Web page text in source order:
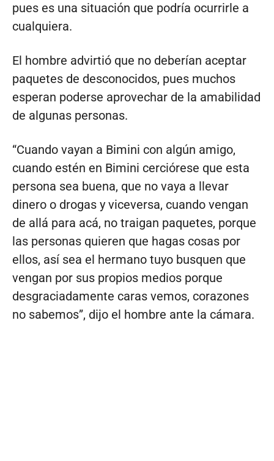
pues es una situación que podría ocurrirle a
cualquiera.
El hombre advirtió que no deberían aceptar
paquetes de desconocidos, pues muchos
esperan poderse aprovechar de la amabilidad
de algunas personas.
“Cuando vayan a Bimini con algún amigo,
cuando estén en Bimini cerciórese que esta
persona sea buena, que no vaya a llevar
dinero o drogas y viceversa, cuando vengan
de allá para acá, no traigan paquetes, porque
las personas quieren que hagas cosas por
ellos, así sea el hermano tuyo busquen que
vengan por sus propios medios porque
desgraciadamente caras vemos, corazones
no sabemos”, dijo el hombre ante la cámara.